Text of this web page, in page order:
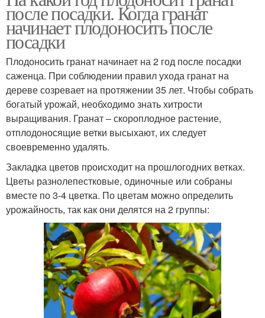
после посадки. Когда гранат
начинает плодоносить после
посадки
Плодоносить гранат начинает на 2 год после посадки
саженца. При соблюдении правил ухода гранат на
дереве созревает на протяжении 35 лет. Чтобы собрать
богатый урожай, необходимо знать хитрости
выращивания. Гранат – скороплодное растение,
отплодоносящие ветки высыхают, их следует
своевременно удалять.
Закладка цветов происходит на прошлогодних ветках.
Цветы разнолепестковые, одиночные или собраны
вместе по 3-4 цветка. По цветам можно определить
урожайность, так как они делятся на 2 группы: